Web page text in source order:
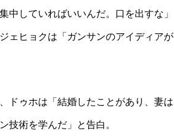
中していればいいんだ。口を出すな」
ェヒョクは「ガンサンのアイディアが
ドゥホは「結婚したことがあり、妻は
技術を学んだ」と告白。